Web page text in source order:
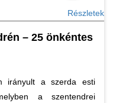
Részletek
– 25 önkéntes
irányult a szerda esti
a szentendrei